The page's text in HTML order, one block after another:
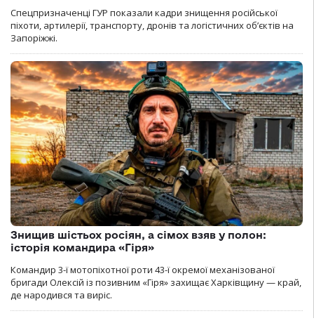
Спецпризначенці ГУР показали кадри знищення російської
піхоти, артилерії, транспорту, дронів та логістичних об’єктів на
Запоріжжі.
Знищив шістьох росіян, а сімох взяв у полон:
історія командира «Гіря»
Командир 3-ї мотопіхотної роти 43-ї окремої механізованої
бригади Олексій із позивним «Гіря» захищає Харківщину — край,
де народився та виріс.